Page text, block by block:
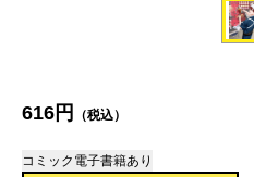
616円 （税込）
コミック 電子書籍あり